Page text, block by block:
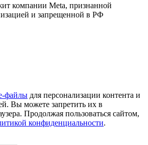
компании Meta, признанной
и запрещенной в РФ
файлы для персонализации контента и
Вы можете запретить их в
Продолжая пользоваться сайтом,
конфиденциальности.